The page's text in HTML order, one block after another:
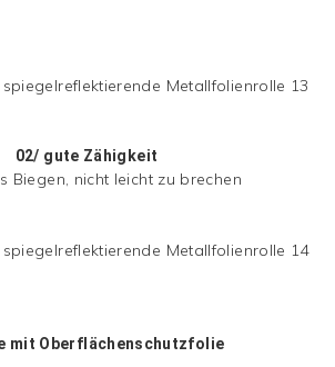
02/ gute Zähigkeit
Biegen, nicht leicht zu brechen
mit Oberflächenschutzfolie